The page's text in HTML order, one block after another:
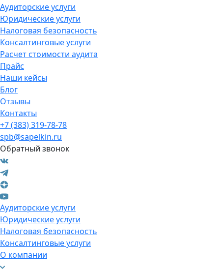
Аудиторские услуги
Юридические услуги
Налоговая безопасность
Консалтинговые услуги
Расчет стоимости аудита
Прайс
Наши кейсы
Блог
Отзывы
Контакты
+7 (383) 319-78-78
spb@sapelkin.ru
Обратный звонок
Аудиторские услуги
Юридические услуги
Налоговая безопасность
Консалтинговые услуги
О компании